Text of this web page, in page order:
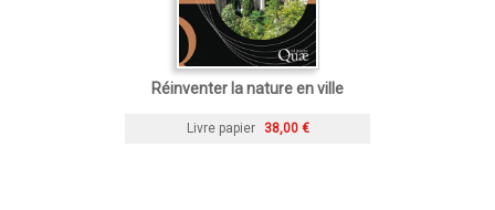
Réinventer la nature en ville
Livre papier 38,00 €